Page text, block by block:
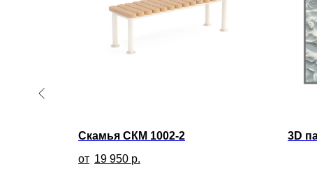
Скамья СКМ 1002-2
19 950 р.
3D